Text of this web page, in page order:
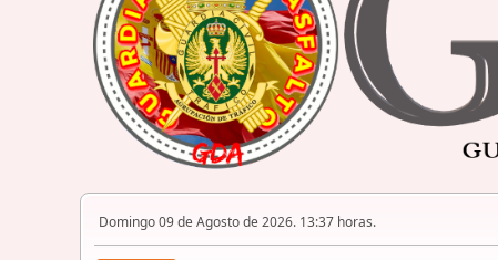
Domingo 09 de Agosto de 2026. 13:37 horas.